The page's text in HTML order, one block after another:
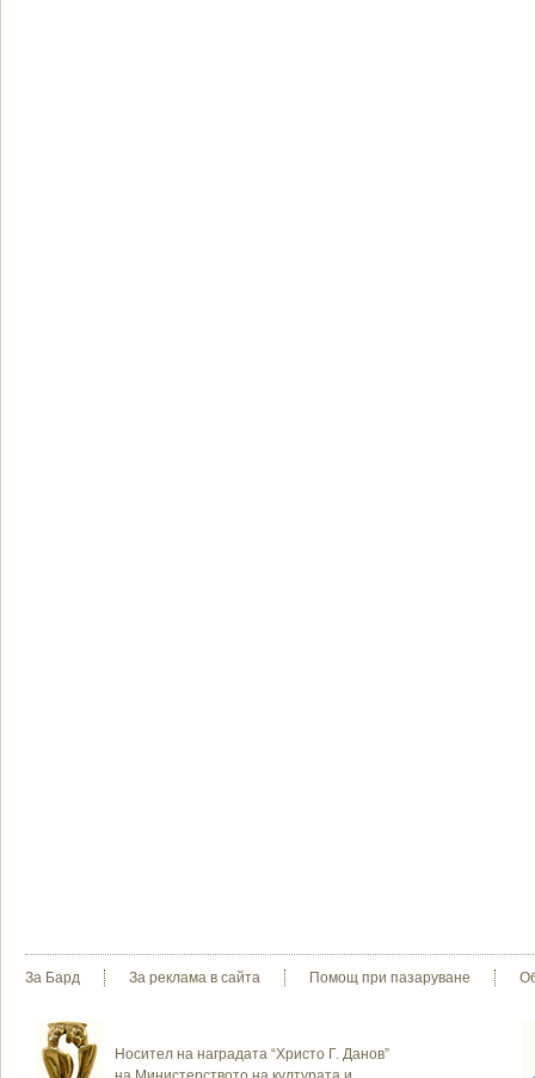
За Бард За реклама в сайта Помощ при пазаруване
Носител на наградата “Христо Г. Данов”